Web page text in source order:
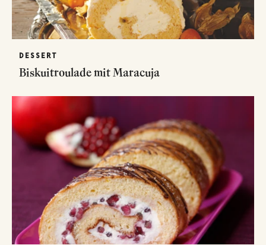
DESSERT
Biskuitroulade mit Maracuja